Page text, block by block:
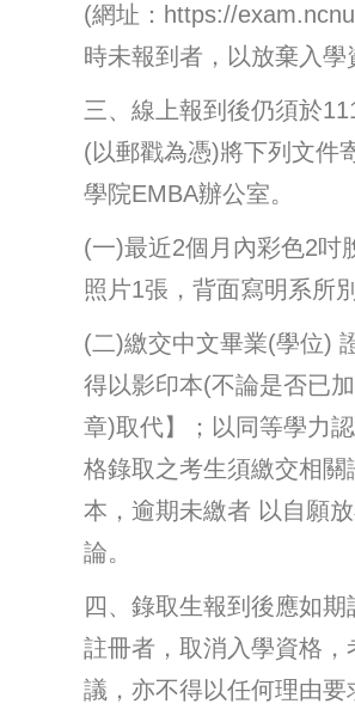
(網址：https://
時未報到者，以放棄入學
三、線上報到後仍須於
(以郵戳為憑)將下列文件
學院EMBA辦公室。
(一)最近2個月內彩色2吋
照片1張，背面寫明系所
(二)繳交中文畢業(學位)
得以影印本(不論是否已
章)取代】；以同等學力
格錄取之考生須繳交相關
本，逾期未繳者 以自願
論。
四、錄取生報到後應如
註冊者，取消入學資格，
議，亦不得以任何理由要